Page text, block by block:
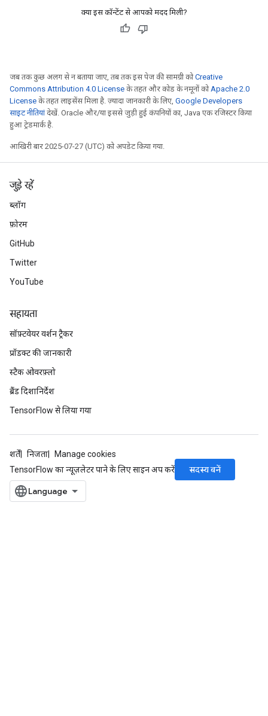
क्या इस कॉन्टेंट से आपको मदद मिली?
जब तक कुछ अलग से न बताया जाए, तब तक इस पेज की सामग्री कोCreative
Commons Attribution 4.0 License के तहत और कोड के नमूनों कोApache 2.0
License के तहत लाइसेंस मिला है. ज़्यादा जानकारी के लिए, Google Developers
साइट नीतियांदेखें. Oracle और/या इससे जुड़ी हुई कंपनियों का, Java एक रजिस्टर किया
हुआ ट्रेडमार्क है.
आखिरी बार 2025-07-27 (UTC) को अपडेट किया गया.
जुड़े रहें
ब्लॉग
फ़ोरम
GitHub
Twitter
YouTube
सहायता
सॉफ़्टवेयर वर्शन ट्रैकर
प्रॉडक्ट की जानकारी
स्टैक ओवरफ़्लो
ब्रैंड दिशानिर्देश
TensorFlow से लिया गया
शर्तें निजता
Manage cookies
TensorFlow का न्यूज़लेटर पाने के लिए साइन अप करें
सदस्य बनें